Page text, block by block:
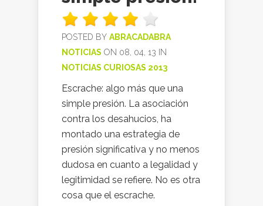
POSTED BY ABRACADABRA
NOTICIAS ON 08, 04, 13 IN
NOTICIAS CURIOSAS 2013
Escrache: algo más que una
simple presión. La asociación
contra los desahucios, ha
montado una estrategia de
presión significativa y no menos
dudosa en cuanto a legalidad y
legitimidad se refiere. No es otra
cosa que el escrache.